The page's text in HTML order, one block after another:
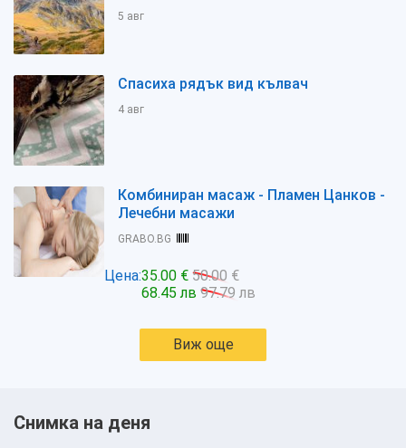
5 авг
Спасиха рядък вид кълвач
4 авг
Комбиниран масаж - Пламен Цанков -
Лечебни масажи
GRABO.BG
Цена:35.00 € 50.00 €
68.45 лв 97.79 лв
Виж още
Снимка на деня